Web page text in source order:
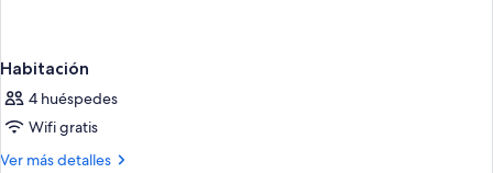
Habitación
4 huéspedes
Wifi gratis
Ver más detalles
Más